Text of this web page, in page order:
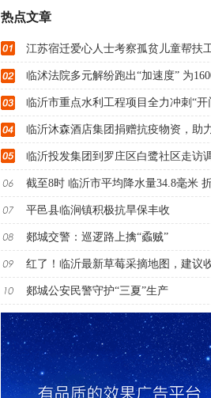
热点文章
江苏宿迁爱心人士考察孤贫儿童帮扶
临沭法院多元解纷跑出“加速度” 为
临沂市重点水利工程项目全力冲刺“开
临沂沐森酒店集团捐赠抗疫物资，助
临沂投发集团到罗庄区白鹭社区走访
截至8时 临沂市平均降水量34.8毫米
平邑县临涧镇积极抗旱保丰收
郯城交警：巡逻路上擒“蟊贼”
红了！临沂最新草莓采摘地图，建议
郯城公安民警守护“三夏”生产